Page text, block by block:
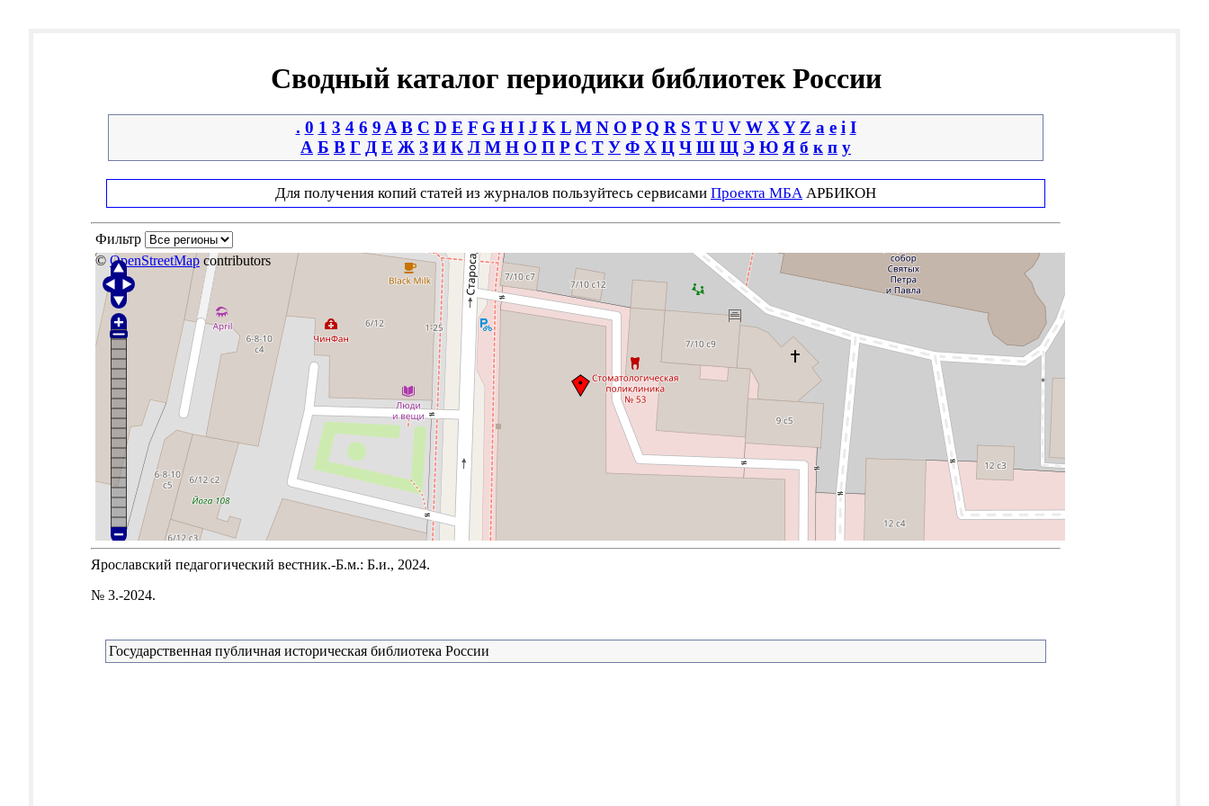
Сводный каталог периодики библиотек России
. 0 1 3 4 6 9 A B C D E F G H I J K L M N O P Q R S T U V W X Y Z a e i І
А Б В Г Д Е Ж З И К Л М Н О П Р С Т У Ф Х Ц Ч Ш Щ Э Ю Я б к п у
Для получения копий статей из журналов пользуйтесь сервисами Проекта МБА АРБИКОН
Фильтр
© OpenStreetMap contributors
Ярославский педагогический вестник.-Б.м.: Б.и., 2024.
№ 3.-2024.
Государственная публичная историческая библиотека России